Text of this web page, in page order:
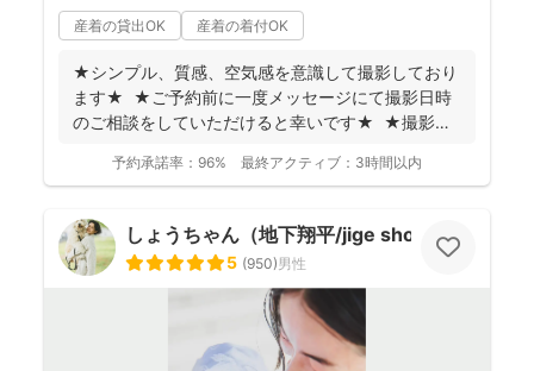
産着の貸出OK 産着の着付OK
★シンプル、質感、空気感を意識して撮影しており
ます★ ★ご予約前に一度メッセージにて撮影日時
のご相談をしていただけると幸いです★ ★撮影に
予約承諾率： 96% 最終アクティブ： 3時間以内
しょうちゃん（地下翔平/jige shohe）
5 (950)男性